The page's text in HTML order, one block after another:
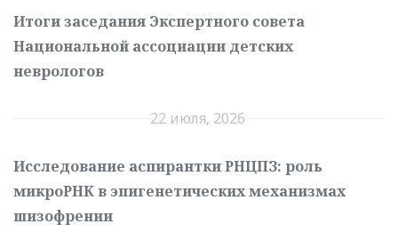
Итоги заседания Экспертного совета
Национальной ассоциации детских
неврологов
22 июля, 2026
Исследование аспирантки РНЦПЗ: роль
микроРНК в эпигенетических механизмах
шизофрении